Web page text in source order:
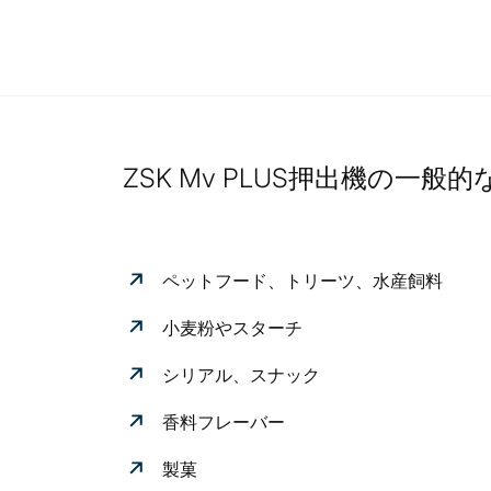
ZSK Mv PLUS押出機の一般的
ペットフード、トリーツ、水産飼料
小麦粉やスターチ
シリアル、スナック
香料フレーバー
製菓